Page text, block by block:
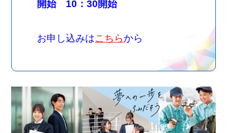
開始 10：30開始
お申し込みはこちらから